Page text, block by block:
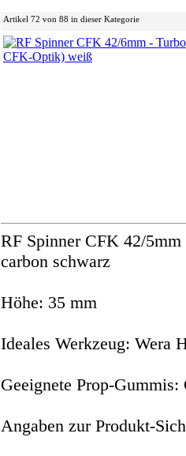
Artikel 72 von 88 in dieser Kategorie
RF Spinner CFK 42/
carbon schwarz
Höhe: 35 mm
Ideales Werkzeug: Wera
Geeignete Prop-Gummis:
Angaben zur Produkt-